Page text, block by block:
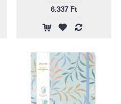
6.337 Ft